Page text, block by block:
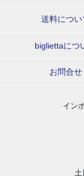
送料につい
bigliettaにつ
お問合せ
イン